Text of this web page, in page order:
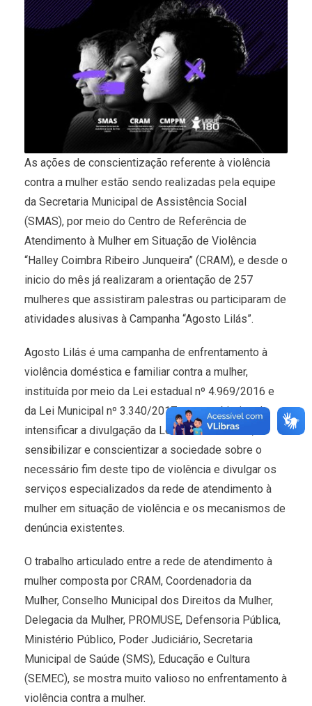
As ações de conscientização referente à violência
contra a mulher estão sendo realizadas pela equipe
da Secretaria Municipal de Assistência Social
(SMAS), por meio do Centro de Referência de
Atendimento à Mulher em Situação de Violência
“Halley Coimbra Ribeiro Junqueira” (CRAM), e desde o
inicio do mês já realizaram a orientação de 257
mulheres que assistiram palestras ou participaram de
atividades alusivas à Campanha “Agosto Lilás”.
Agosto Lilás é uma campanha de enfrentamento à
violência doméstica e familiar contra a mulher,
instituída por meio da Lei estadual nº 4.969/2016 e
da Lei Municipal nº 3.340/2017, com o objetivo de
intensificar a divulgação da Lei Maria da Penha,
sensibilizar e conscientizar a sociedade sobre o
necessário fim deste tipo de violência e divulgar os
serviços especializados da rede de atendimento à
mulher em situação de violência e os mecanismos de
denúncia existentes.
O trabalho articulado entre a rede de atendimento à
mulher composta por CRAM, Coordenadoria da
Mulher, Conselho Municipal dos Direitos da Mulher,
Delegacia da Mulher, PROMUSE, Defensoria Pública,
Ministério Público, Poder Judiciário, Secretaria
Municipal de Saúde (SMS), Educação e Cultura
(SEMEC), se mostra muito valioso no enfrentamento à
violência contra a mulher.